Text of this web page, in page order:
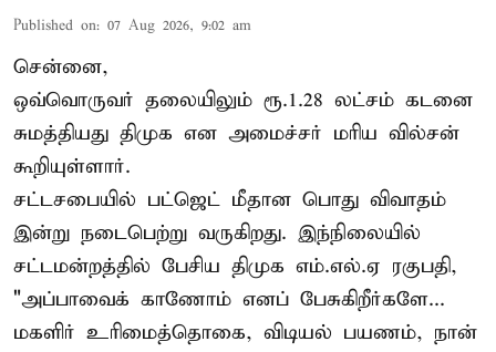
Published on: 07 Aug 2026, 9:02 am
சென்னை,
ஒவ்வொருவர் தலையிலும் ரூ.1.28 லட்சம் கடனை
சுமத்தியது திமுக என அமைச்சர் மரிய வில்சன்
கூறியுள்ளார்.
சட்டசபையில் பட்ஜெட் மீதான பொது விவாதம்
இன்று நடைபெற்று வருகிறது. இந்நிலையில்
சட்டமன்றத்தில் பேசிய திமுக எம்.எல்.ஏ ரகுபதி,
"அப்பாவைக் காணோம் எனப் பேசுகிறீர்களே...
மகளிர் உரிமைத்தொகை, விடியல் பயணம், நான்